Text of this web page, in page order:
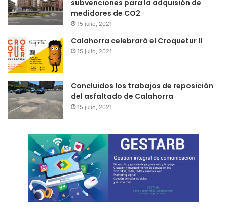
subvenciones para la adquisión de
medidores de CO2
15 julio, 2021
Calahorra celebrará el Croquetur II
15 julio, 2021
Concluidos los trabajos de reposición
del asfaltado de Calahorra
15 julio, 2021